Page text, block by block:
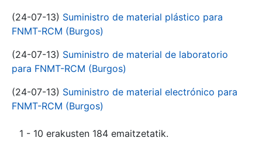
(24-07-13) Suministro de material plástico para
FNMT-RCM (Burgos)
(24-07-13) Suministro de material de laboratorio
para FNMT-RCM (Burgos)
(24-07-13) Suministro de material electrónico para
FNMT-RCM (Burgos)
1 - 10 erakusten 184 emaitzetatik.